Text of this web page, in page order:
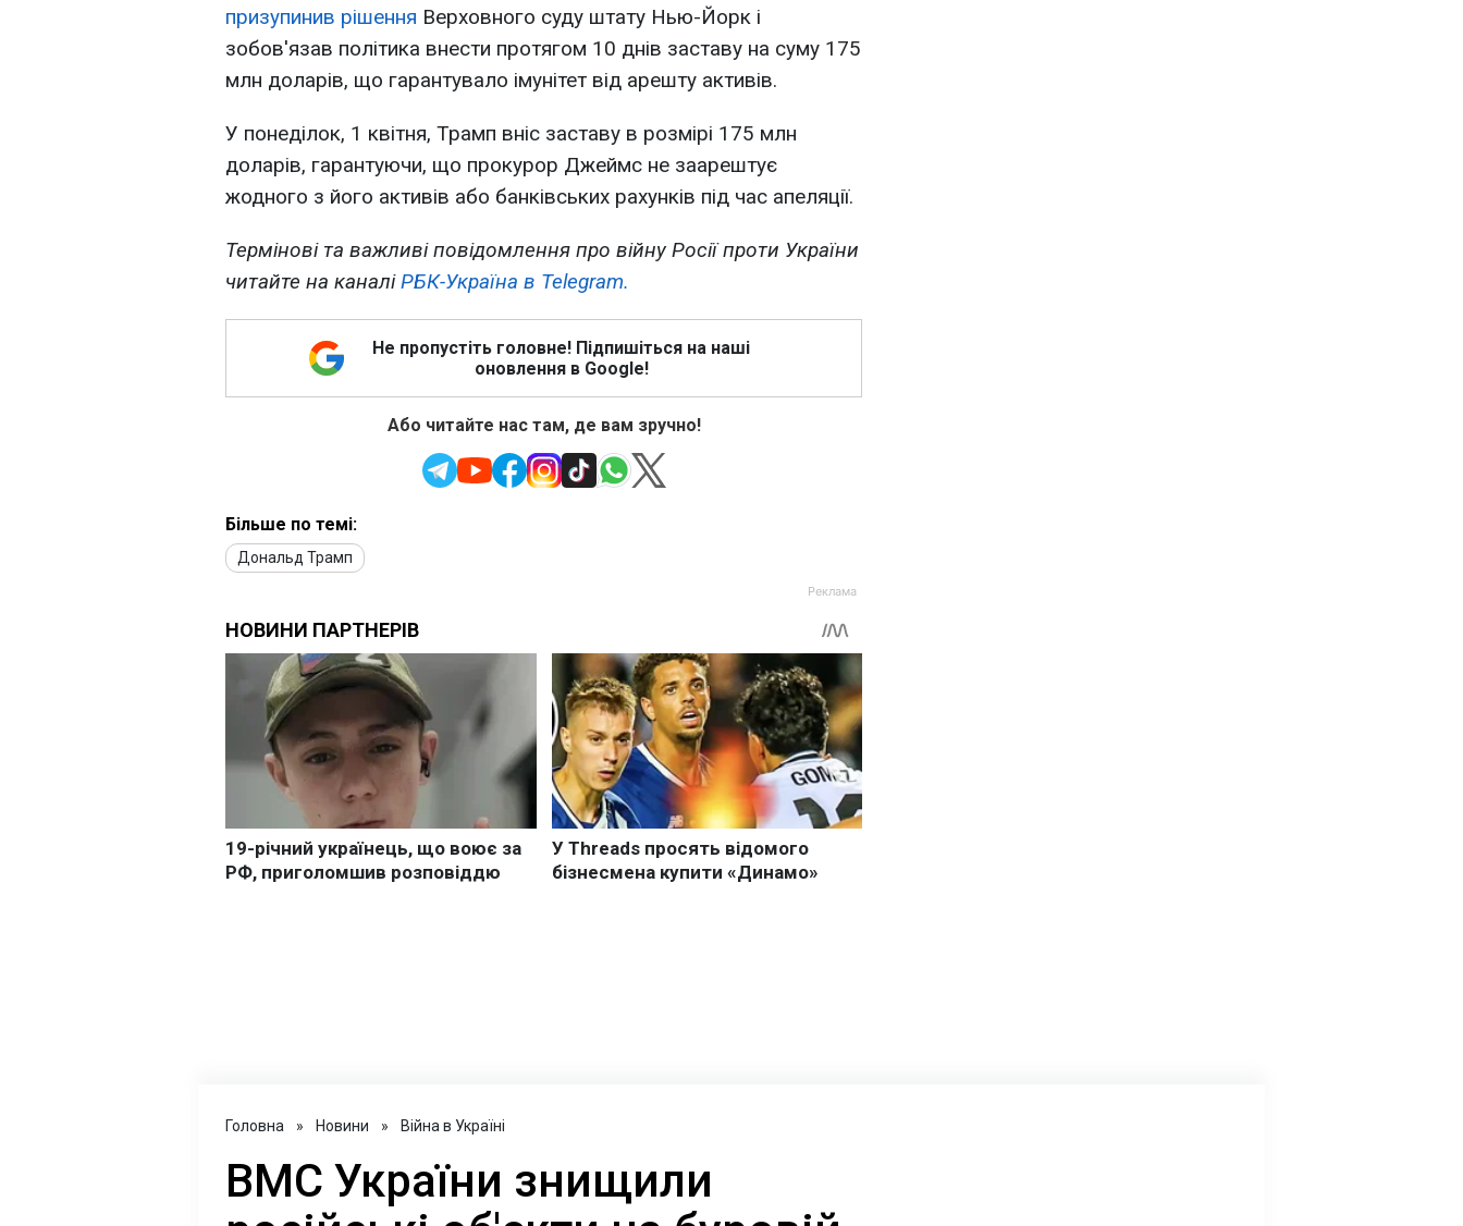
призупинив рішення Верховного суду штату Нью-Йорк і
зобов'язав політика внести протягом 10 днів заставу на суму 175
млн доларів, що гарантувало імунітет від арешту активів.
У понеділок, 1 квітня, Трамп вніс заставу в розмірі 175 млн
доларів, гарантуючи, що прокурор Джеймс не заарештує
жодного з його активів або банківських рахунків під час апеляції.
Термінові та важливі повідомлення про війну Росії проти України
читайте на каналіРБК-Україна в Telegram.
Не пропустіть головне! Підпишіться на наші
оновлення в Google!
Або читайте нас там, де вам зручно!
Більше по темі:
Дональд Трамп
Головна » Новини » Війна в Україні
ВМС України знищили